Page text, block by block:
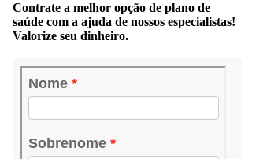
Contrate a melhor opção de plano de
saúde com a ajuda de nossos especialistas!
Valorize seu dinheiro.